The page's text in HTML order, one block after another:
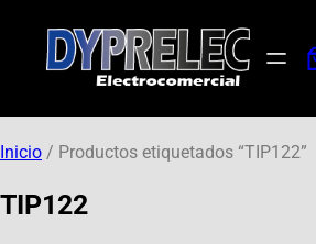
Inicio / Productos etiquetados “TIP122”
TIP122